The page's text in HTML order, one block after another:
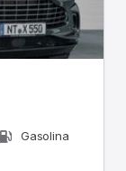
Gasolina